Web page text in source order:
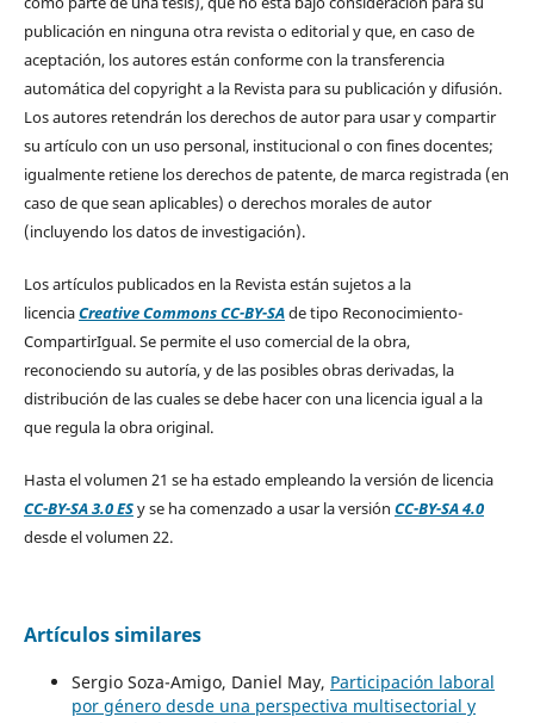
publicación en ninguna otra revista o editorial y que, en caso de
aceptación, los autores están conforme con la transferencia
automática del copyright a la Revista para su publicación y difusión.
Los autores retendrán los derechos de autor para usar y compartir
su artículo con un uso personal, institucional o con fines docentes;
igualmente retiene los derechos de patente, de marca registrada (en
caso de que sean aplicables) o derechos morales de autor
(incluyendo los datos de investigación).
Los artículos publicados en la Revista están sujetos a la
licenciaCreative Commons CC-BY-SAde tipo Reconocimiento-
CompartirIgual. Se permite el uso comercial de la obra,
reconociendo su autoría, y de las posibles obras derivadas, la
distribución de las cuales se debe hacer con una licencia igual a la
que regula la obra original.
Hasta el volumen 21 se ha estado empleando la versión de licencia
CC-BY-SA 3.0 ESy se ha comenzado a usar la versión CC-BY-SA 4.0
desde el volumen 22.
Artículos similares
Sergio Soza-Amigo, Daniel May, Participación laboral
por género desde una perspectiva multisectorial y